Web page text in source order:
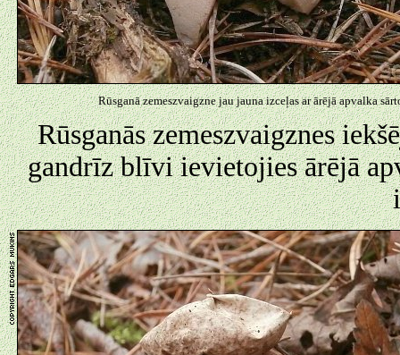
Rūsganā zemeszvaigzne jau jauna izceļas ar ārējā apvalka
Rūsganās zemeszvaigznes
gandrīz blīvi ievietojies ārējā